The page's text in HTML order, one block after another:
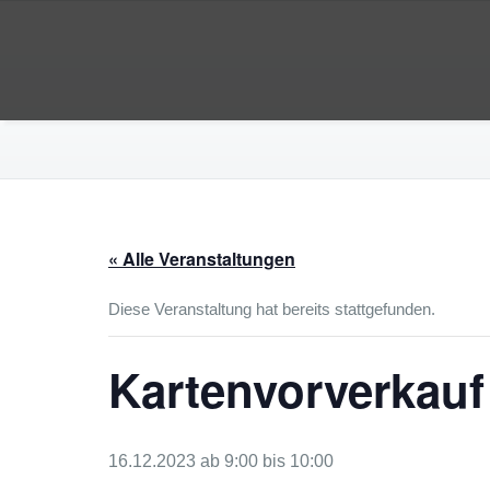
« Alle Veranstaltungen
Diese Veranstaltung hat bereits stattgefunden.
Kartenvorverkauf
16.12.2023 ab 9:00 bis 10:00